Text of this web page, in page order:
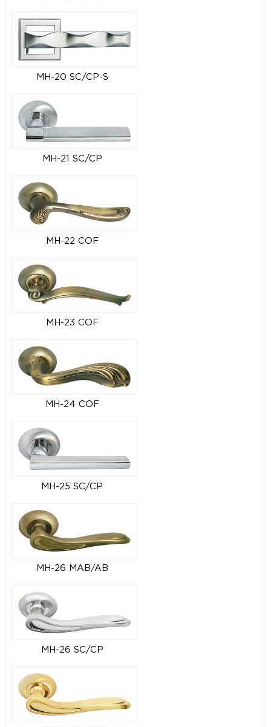
MH-20 SC/CP-S
MH-21 SC/CP
MH-22 COF
MH-23 COF
MH-24 COF
MH-25 SC/CP
MH-26 MAB/AB
MH-26 SC/CP